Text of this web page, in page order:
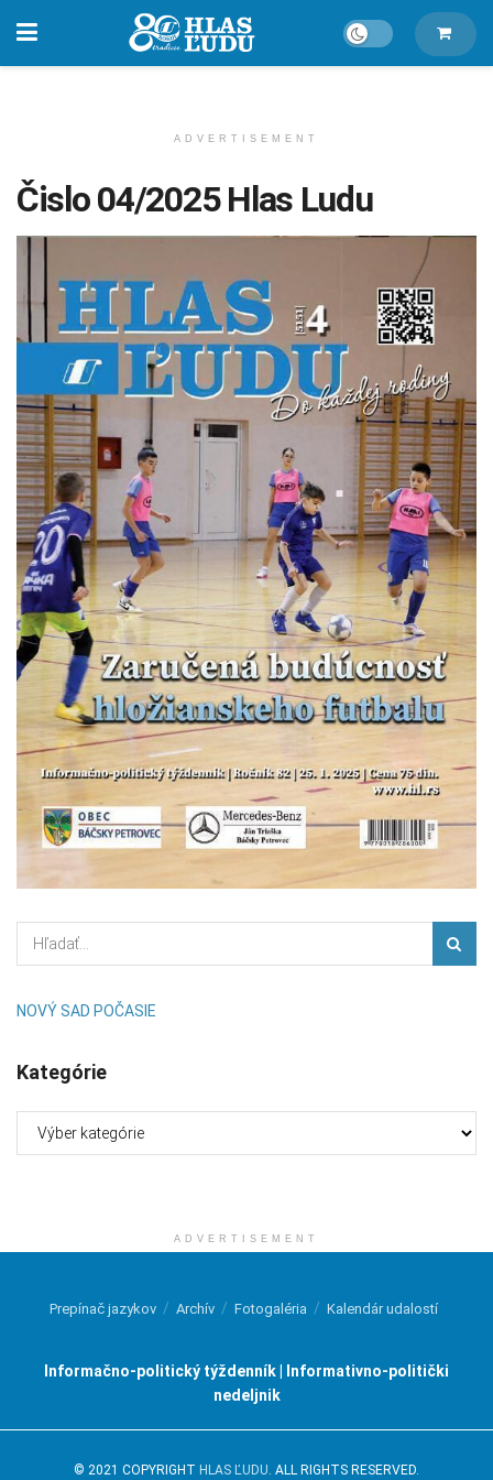
ADVERTISEMENT
Čislo 04/2025 Hlas Ludu
NOVÝ SAD POČASIE
Kategórie
ADVERTISEMENT
Prepínač jazykov Archív Fotogaléria Kalendár udalostí
Informačno-politický týždenník | Informativno-politički
nedeljnik
© 2021 COPYRIGHT HLAS ĽUDU. ALL RIGHTS RESERVED.